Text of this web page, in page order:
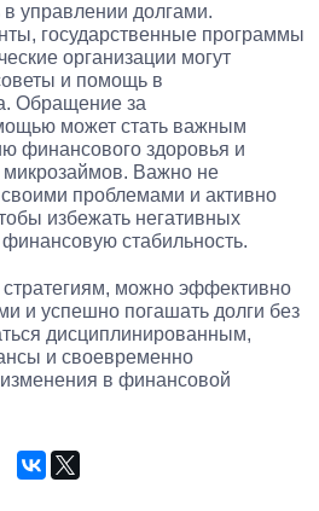
управлении долгами.
государственные программы
организации могут
и помощь в
Обращение за
может стать важным
финансового здоровья и
Важно не
проблемами и активно
избежать негативных
стабильность.
можно эффективно
и успешно погашать долги без
дисциплинированным,
и своевременно
в финансовой